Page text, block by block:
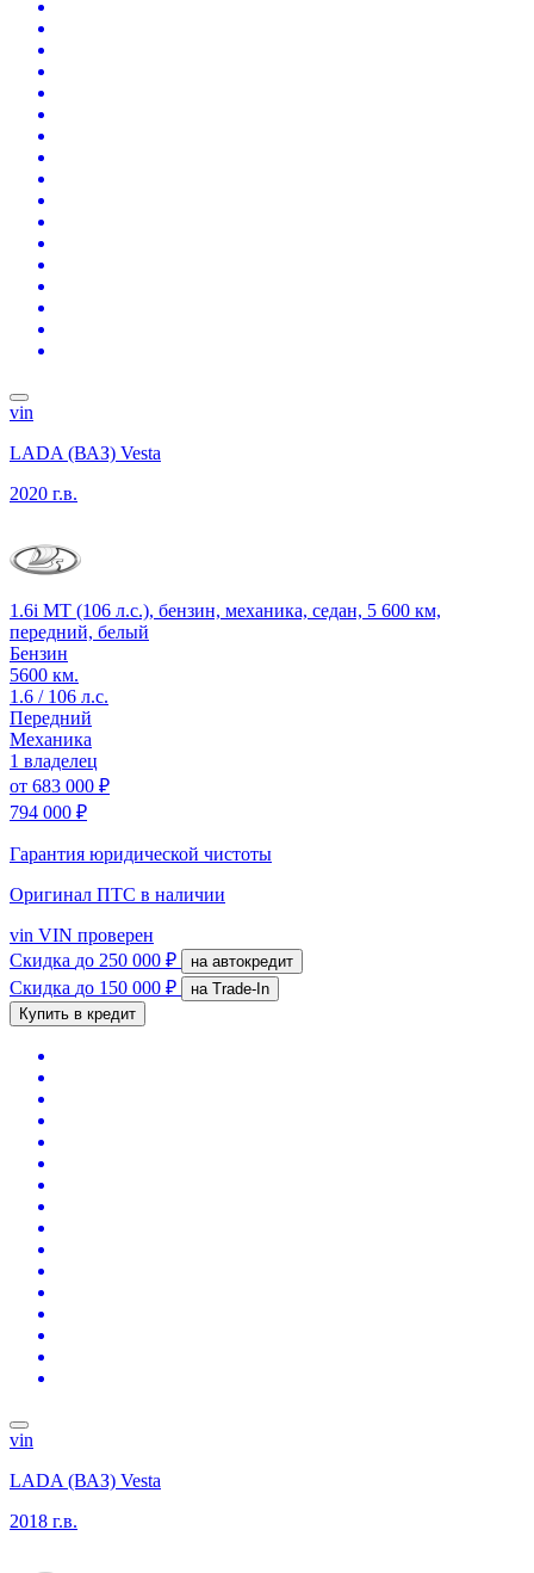
vin
LADA (ВАЗ) Vesta
2020 г.в.
1.6i MT (106 л.с.), бензин, механика, седан, 5 600 км,
передний, белый
Бензин
5600 км.
1.6 / 106 л.с.
Передний
Механика
1 владелец
от 683 000 ₽
794 000 ₽
Гарантия юридической чистоты
Оригинал ПТС в наличии
vin VIN проверен
Скидка до 250 000 ₽ на автокредит
Скидка до 150 000 ₽
на Trade-In
Купить в кредит
vin
LADA (ВАЗ) Vesta
2018 г.в.